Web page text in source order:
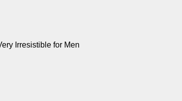
Irresistible for Men